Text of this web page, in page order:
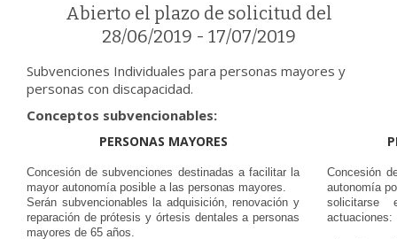
Abierto el plazo de solicitud del
28/06/2019 - 17/07/2019
Subvenciones Individuales para personas mayores y
personas con discapacidad.
Conceptos subvencionables:
PERSONAS MAYORES
Concesión de subvenciones destinadas a facilitar la
mayor autonomía posible a las personas mayores.
Serán subvencionables la adquisición, renovación y
reparación de prótesis y órtesis dentales a personas
mayores de 65 años.
Concesión
autonomía
solicitarse
actuaciones: